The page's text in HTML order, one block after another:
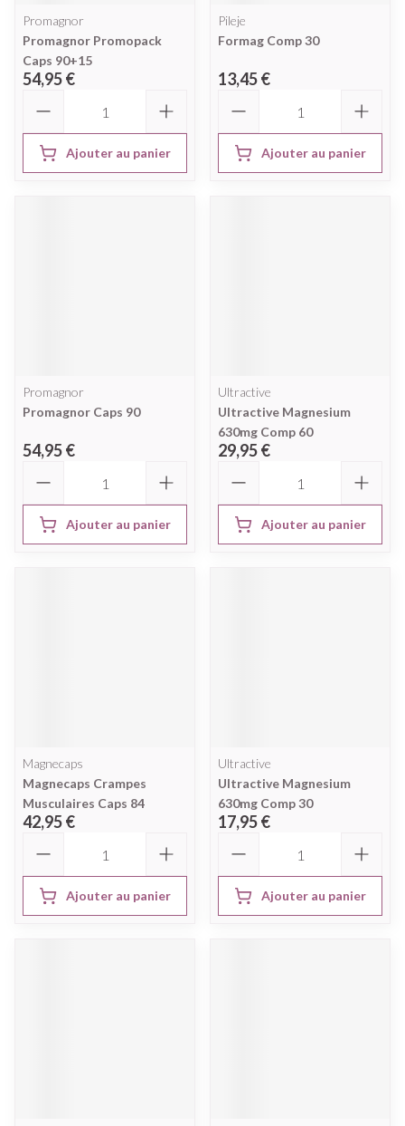
Promagnor
Promagnor Promopack
Caps 90+15
54,95 €
Ajouter au panier
Pileje
Formag Comp 30
13,45 €
Ajouter au panier
Promagnor
Promagnor Caps 90
54,95 €
Ajouter au panier
Ultractive
Ultractive Magnesium
630mg Comp 60
29,95 €
Ajouter au panier
Magnecaps
Magnecaps Crampes
Musculaires Caps 84
42,95 €
Ajouter au panier
Ultractive
Ultractive Magnesium
630mg Comp 30
17,95 €
Ajouter au panier